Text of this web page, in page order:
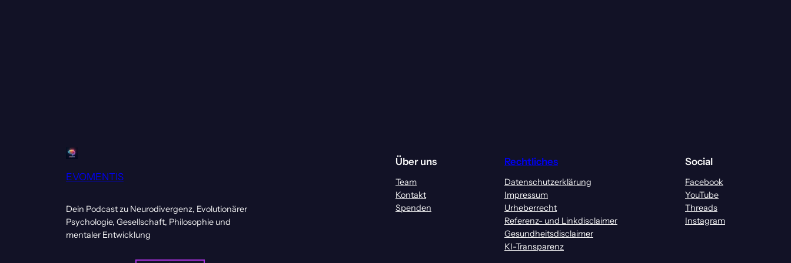
EVOMENTIS
Dein Podcast zu Neurodivergenz, Evolutionärer
Psychologie, Gesellschaft, Philosophie und
mentaler Entwicklung
Über uns
Team
Kontakt
Spenden
Rechtliches
Datenschutzerklärung
Impressum
Urheberrecht
Referenz- und Linkdisclaimer
Gesundheitsdisclaimer
KI-Transparenz
Social
Facebook
YouTube
Threads
Instagram